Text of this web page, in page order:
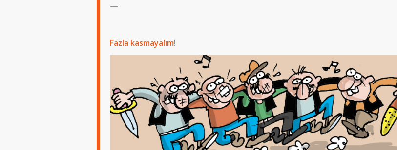
—
Fazla kasmayalım!